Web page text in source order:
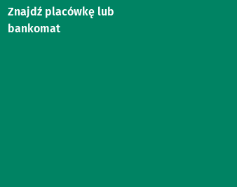
Znajdź placówkę lub
bankomat